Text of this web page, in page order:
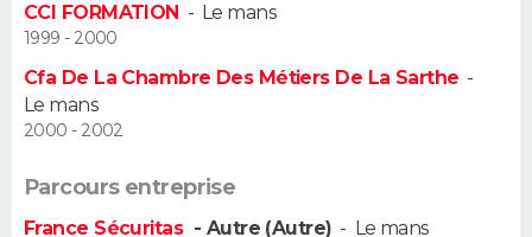
CARTE DE VOEUX
Carte de Noël
Carte Bonne année
Carte Saint-Valentin
Carte Pâques
Carte d'anniversaire
DICTIONNAIRE
Dictionnaire
Biographies
Citations
Expressions
Proverbes
PROGRAMME TV
COPAINS D'AVANT
CCI FORMATION - Le mans
1999 - 2000
Cfa De La Chambre Des Métiers De La Sarthe -
Le mans
2000 - 2002
Parcours entreprise
France Sécuritas - Autre (Autre) - Le mans